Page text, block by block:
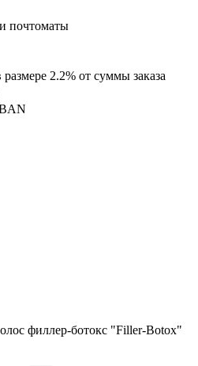
почтоматы
2.2% от суммы заказа
филлер-ботокс "Filler-Botox"